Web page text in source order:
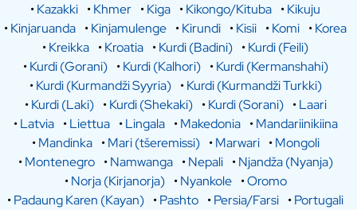
•Kazakki •Khmer •Kiga •Kikongo/Kituba •Kikuju
•Kinjaruanda •Kinjamulenge •Kirundi •Kisii •Komi •Korea
•Kreikka •Kroatia •Kurdi (Badini) •Kurdi (Feili)
•Kurdi (Gorani) •Kurdi (Kalhori) •Kurdi (Kermanshahi)
•Kurdi (Kurmandži Syyria) •Kurdi (Kurmandži Turkki)
•Kurdi (Laki) •Kurdi (Shekaki) •Kurdi (Sorani) •Laari
•Latvia •Liettua •Lingala •Makedonia •Mandariinikiina
•Mandinka •Mari (tšeremissi) •Marwari •Mongoli
•Montenegro •Namwanga •Nepali •Njandža (Nyanja)
•Norja (Kirjanorja) •Nyankole •Oromo
•Padaung Karen (Kayan) •Pashto •Persia/Farsi •Portugali